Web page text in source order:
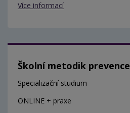
Více informací
Školní metodik prevence
Specializační studium
ONLINE + praxe